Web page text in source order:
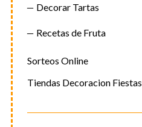
Decorar Tartas
Recetas de Fruta
Sorteos Online
Tiendas Decoracion Fiestas